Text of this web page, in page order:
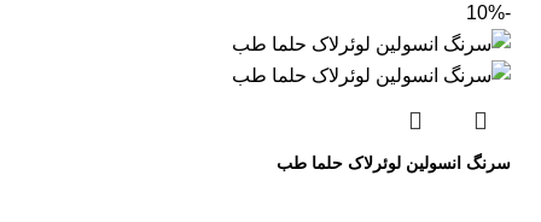
-10%
سرنگ انسولین لوئرلاک حلما طب